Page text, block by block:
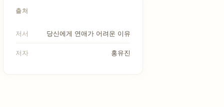
출처
저서 당신에게 연애가 어려운 이유
저자 홍유진